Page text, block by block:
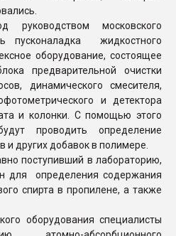
московского
пусконаладка жидкостного
оборудование, состоящее
предварительной очистки
динамического смесителя,
и детектора
и колонки. С помощью этого
проводить определение
и других добавок в полимере.
поступивший в лабораторию,
для определения содержания
спирта в пропилене, а также
оборудования специалисты